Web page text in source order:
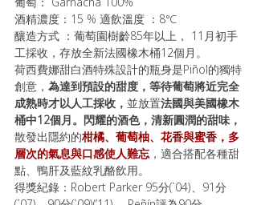
酒精濃度：15 % 適飲溫度 ：8℃
釀造方式 ：葡萄園樹齡85年以上， 11月初手
工採收，存放全新法國橡木桶12個月。
荷西費娜甜白酒特殊設計的瓶身是Piñol的獨特
創意， 為達到預設的甜度，等待葡萄將近完全
成熟時才以人工採收， 並放置法國與美國橡木
桶中12個月。閃耀的酒色，清新圓潤的甜味，
散發出隱約的柑橘、葡萄柚、花香與蜜香，多
層次的氣息與口感使人難忘 ，適合搭配各種甜
點、鴨肝及藍紋乳酪飲用。
得獎紀錄：Robert Parker 95分(`04)、91分